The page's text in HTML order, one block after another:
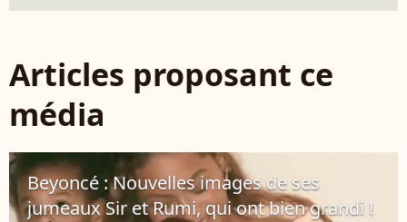
Articles proposant ce
média
Beyoncé : Nouvelles images de ses
jumeaux Sir et Rumi, qui ont bien grandi !